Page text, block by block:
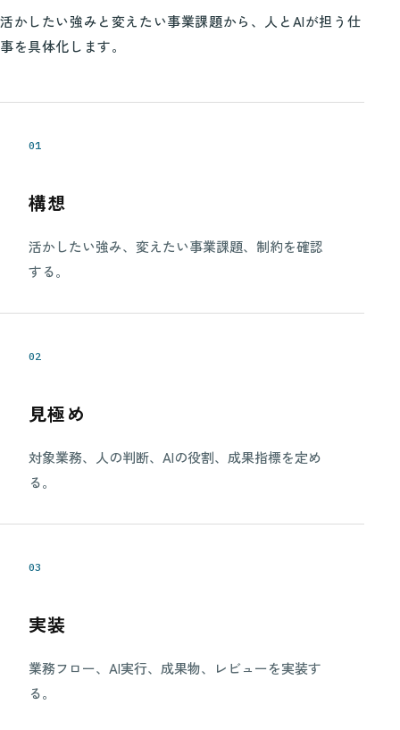
活かしたい強みと変えたい事業課題から、人とAIが担う仕
事を具体化します。
01
構想
活かしたい強み、変えたい事業課題、制約を確認
する。
02
見極め
対象業務、人の判断、AIの役割、成果指標を定め
る。
03
実装
業務フロー、AI実行、成果物、レビューを実装す
る。